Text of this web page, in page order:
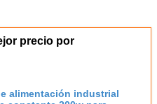
precio por
alimentación industrial